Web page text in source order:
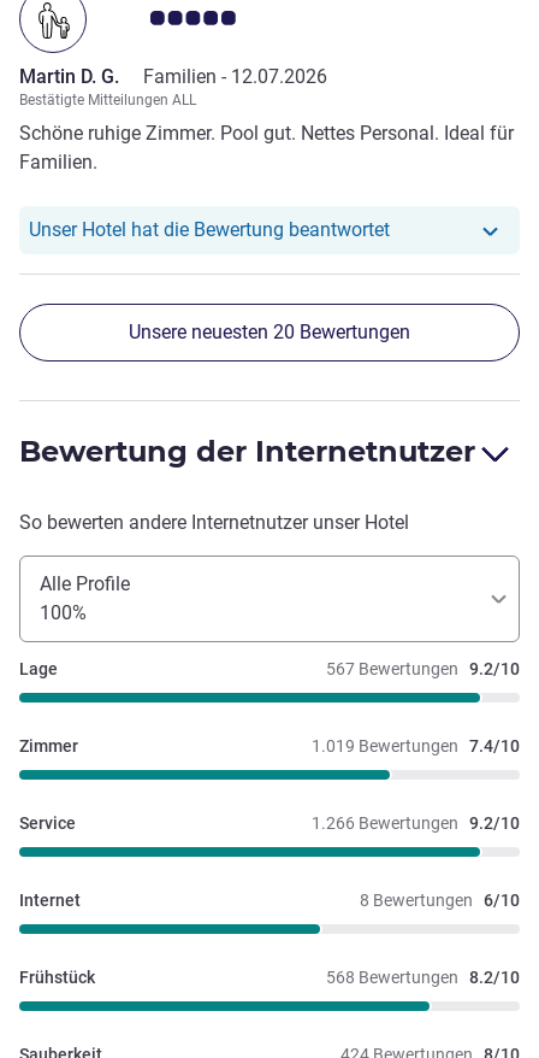
Note Kundenmeinungen 5.0/5
Martin D. G. Familien - 12.07.2026
Bestätigte Mitteilungen ALL
Schöne ruhige Zimmer. Pool gut. Nettes Personal. Ideal für
Familien.
Unser Hotel hat die Bewertung beantwortetUnser Hotel hat
Unsere neuesten 20 Bewertungen
Bewertung der Internetnutzer
So bewerten andere Internetnutzer unser Hotel
Alle Profile
100%
567 Bewertungen 9.2/10
Lage
1.019 Bewertungen 7.4/10
Zimmer
1.266 Bewertungen 9.2/10
Service
8 Bewertungen 6/10
Internet
568 Bewertungen 8.2/10
Frühstück